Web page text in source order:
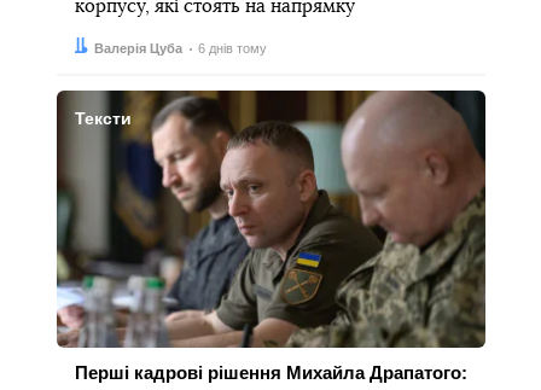
корпусу, які стоять на напрямку
Автор:
Валерія Цуба
Дата: 6 днів тому
Тексти
Перші кадрові рішення Михайла Драпатого: